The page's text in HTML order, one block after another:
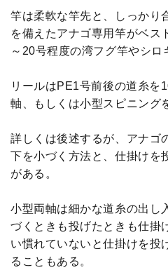
竿は柔軟な竿先と、しっかり
を備えたアナゴ専用竿がベス
～20号程度の湾フグ竿やシロ
リールはPE1号前後の道糸を
軸、もしくは小型スピニング
詳しくは後述するが、アナゴ
下を小づく方法と、仕掛けを
がある。
小型両軸は細かな道糸の出し
づくときも投げたときも仕掛
い慣れていないと仕掛けを投
ることもある。